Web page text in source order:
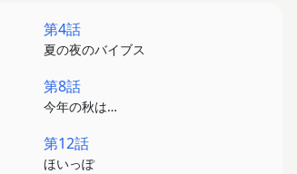
第4話
夏の夜のバイブス
第8話
今年の秋は…
第12話
ほいっぽ